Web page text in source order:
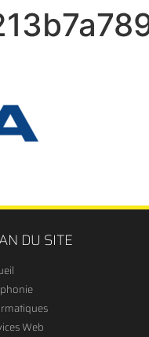
DU SITE
Web